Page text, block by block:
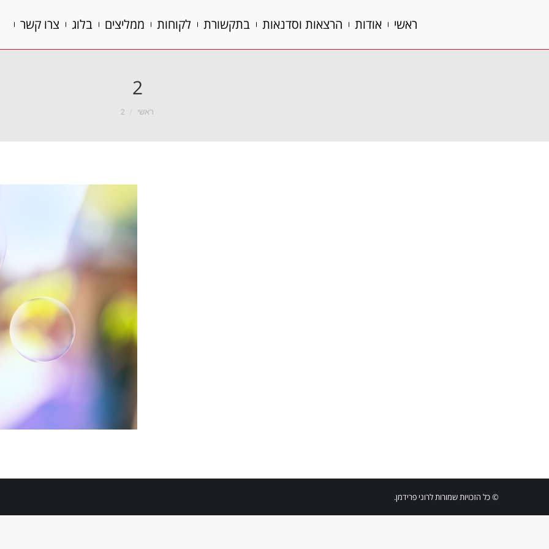
ראשי אודות הרצאות וסדנאות בתקשורת לקוחות ממליצים בלוג צרו קשר
2
הנך נמצא כאן:
ראשי 2
© כל הזכויות שמורות לרוני פרידמן.
ראשי אודות הרצאות וסדנאות בתקשורת לקוחות ממליצים בלוג צרו קשר